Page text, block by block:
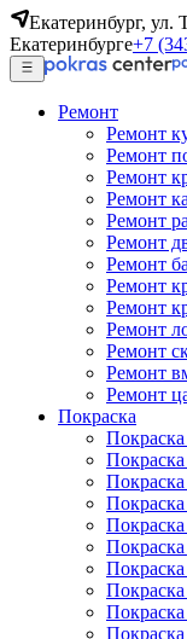
Екатеринбург, ул.
Екатеринбурге+7
Ремонт
Ремонт
Ремонт
Ремонт
Ремонт
Ремонт
Ремонт
Ремонт
Ремонт
Ремонт
Ремонт
Ремонт
Ремонт
Ремонт
Покраска
Покраска
Покраска